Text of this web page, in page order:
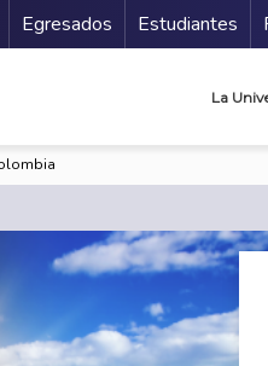
Secundario
Egresados Estudiantes
La